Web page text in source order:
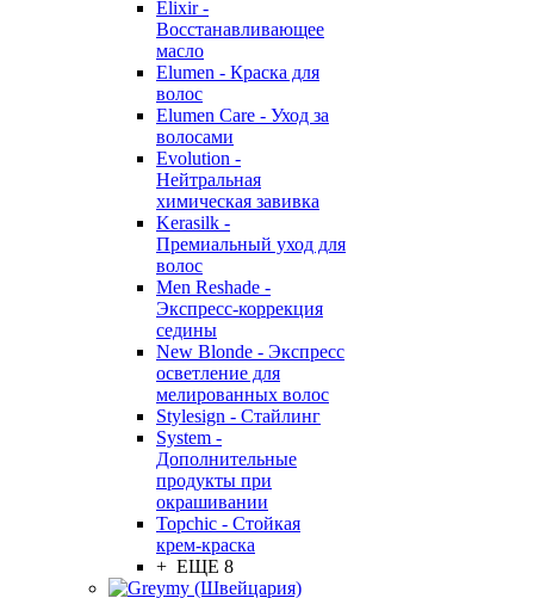
Elixir -
Восстанавливающее
масло
Elumen - Краска для
волос
Elumen Care - Уход за
волосами
Evolution -
Нейтральная
химическая завивка
Kerasilk -
Премиальный уход для
волос
Men Reshade -
Экспресс-коррекция
седины
New Blonde - Экспресс
осветление для
мелированных волос
Stylesign - Стайлинг
System -
Дополнительные
продукты при
окрашивании
Topchic - Стойкая
крем-краска
+ ЕЩЕ 8